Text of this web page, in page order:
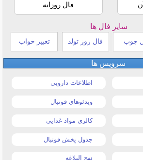
فال روزانه
سایر فال ها
چوب فال روز تولد تعبیر خواب
سرویس ها
اطلاعات دارویی
ویدئوهای فوتبال
کالری مواد غذایی
جدول پخش فوتبال
نهج البلاغه